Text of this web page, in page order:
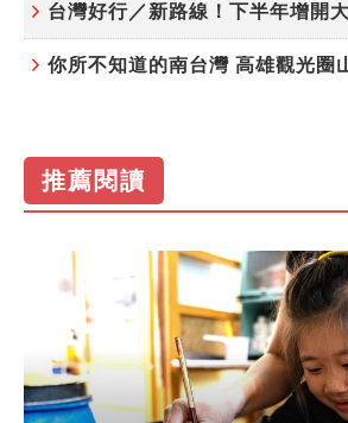
你所不知道的南台灣 高雄觀光圈
推薦閱讀